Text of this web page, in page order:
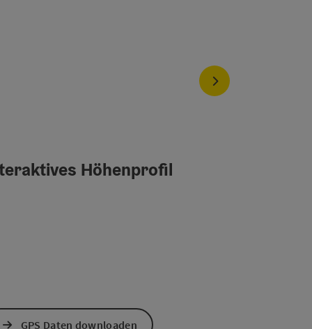
nächstes Element
Höhenprofil
GPS Daten downloaden